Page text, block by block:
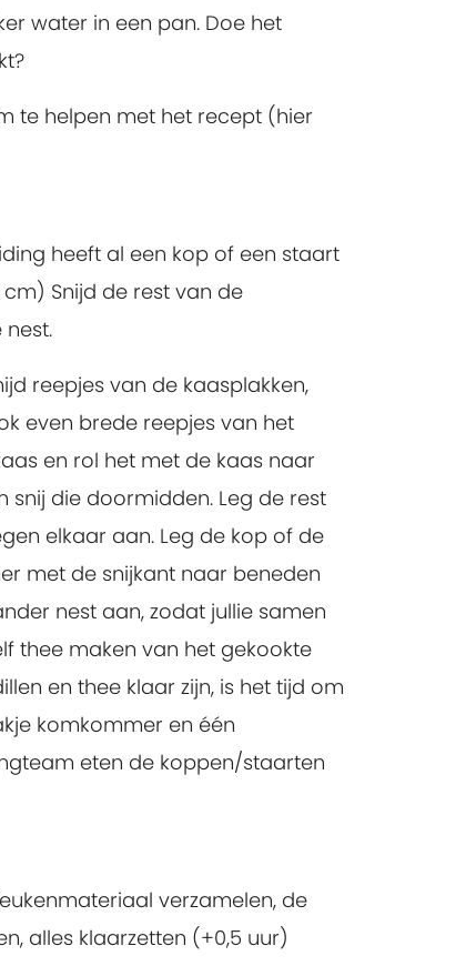
water in een pan. Doe het
te helpen met het recept (hier
heeft al een kop of een staart
Snijd de rest van de
reepjes van de kaasplakken,
even brede reepjes van het
en rol het met de kaas naar
snij die doormidden. Leg de rest
elkaar aan. Leg de kop of de
met de snijkant naar beneden
nest aan, zodat jullie samen
thee maken van het gekookte
en thee klaar zijn, is het tijd om
komkommer en één
eten de koppen/staarten
verzamelen, de
alles klaarzetten (+0,5 uur)